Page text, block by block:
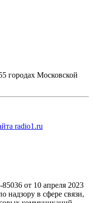
городах Московской
radio1.ru
от 10 апреля 2023
надзору в сфере связи,